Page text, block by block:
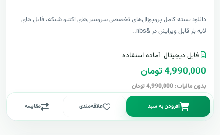
دانلود بسته کامل پروپوزال‌های تخصصی سرویس‌های اکتیو شبکه، فایل های
لایه باز قابل ویرایش در &nbs..
فایل دیجیتال آماده استفاده
4,990,000 تومان
بدون مالیات: 4,990,000 تومان
افزودن به سبد علاقه‌مندی مقایسه